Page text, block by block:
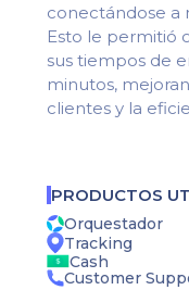
conectándose a
Esto le permitió
sus tiempos de
minutos,
clientes y la
PRODUCTOS
Orquestador
Tracking
Cash
Customer